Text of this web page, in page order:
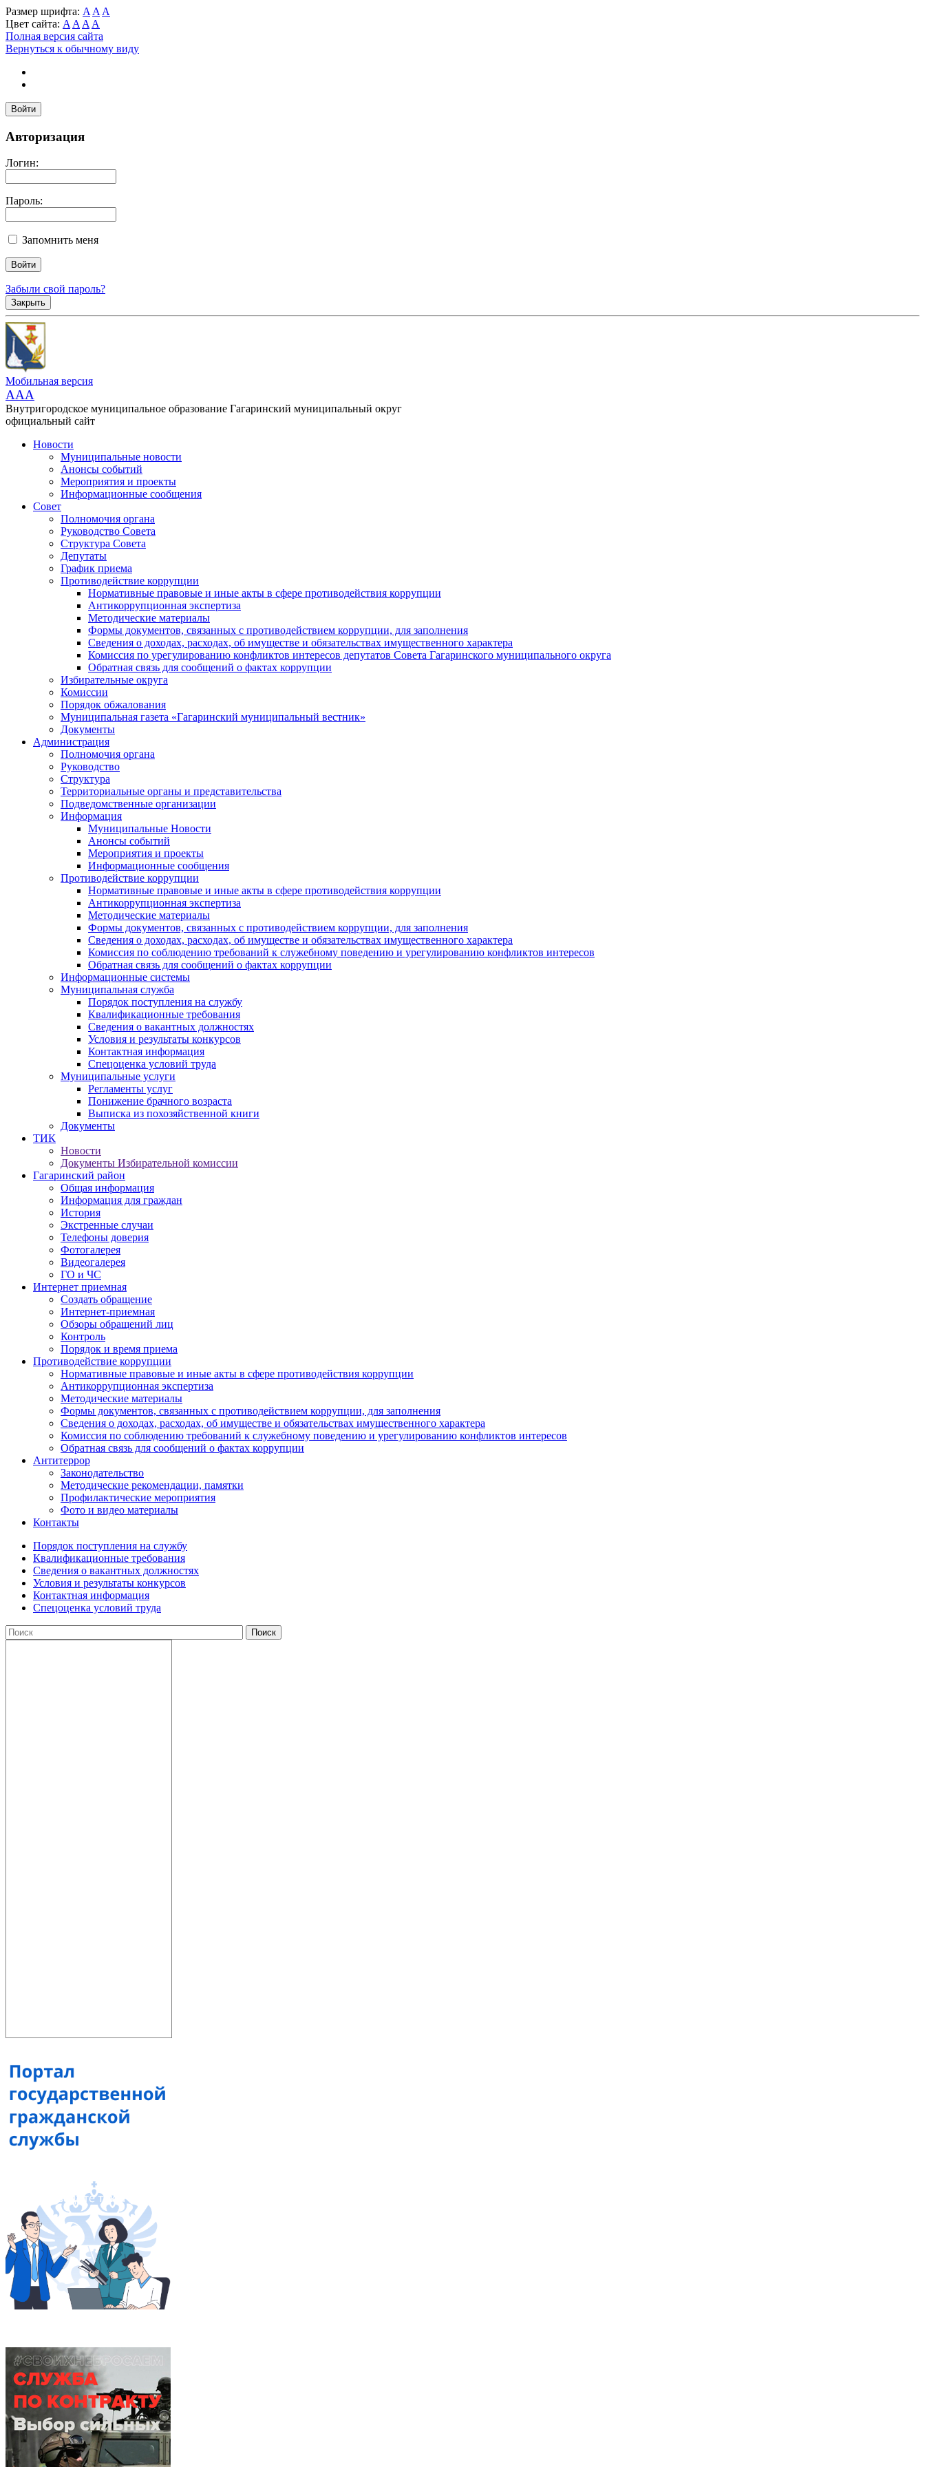
Размер шрифта: A A A
Цвет сайта: A A A A
Полная версия сайта
Вернуться к обычному виду
Войти
Авторизация
Логин:
Пароль:
Запомнить меня
Забыли свой пароль?
Закрыть
Мобильная версия
AAA
Внутригородское муниципальное образование Гагаринский муниципальный округ
официальный сайт
Новости
Муниципальные новости
Анонсы событий
Мероприятия и проекты
Информационные сообщения
Совет
Полномочия органа
Руководство Совета
Структура Совета
Депутаты
График приема
Противодействие коррупции
Нормативные правовые и иные акты в сфере противодействия коррупции
Антикоррупционная экспертиза
Методические материалы
Формы документов, связанных с противодействием коррупции, для заполнения
Сведения о доходах, расходах, об имуществе и обязательствах имущественного характера
Комиссия по урегулированию конфликтов интересов депутатов Совета Гагаринского муниципального округа
Обратная связь для сообщений о фактах коррупции
Избирательные округа
Комиссии
Порядок обжалования
Муниципальная газета «Гагаринский муниципальный вестник»
Документы
Администрация
Полномочия органа
Руководство
Структура
Территориальные органы и представительства
Подведомственные организации
Информация
Муниципальные Новости
Анонсы событий
Мероприятия и проекты
Информационные сообщения
Противодействие коррупции
Нормативные правовые и иные акты в сфере противодействия коррупции
Антикоррупционная экспертиза
Методические материалы
Формы документов, связанных с противодействием коррупции, для заполнения
Сведения о доходах, расходах, об имуществе и обязательствах имущественного характера
Комиссия по соблюдению требований к служебному поведению и урегулированию конфликтов интересов
Обратная связь для сообщений о фактах коррупции
Информационные системы
Муниципальная служба
Порядок поступления на службу
Квалификационные требования
Сведения о вакантных должностях
Условия и результаты конкурсов
Контактная информация
Спецоценка условий труда
Муниципальные услуги
Регламенты услуг
Понижение брачного возраста
Выписка из похозяйственной книги
Документы
ТИК
Новости
Документы Избирательной комиссии
Гагаринский район
Общая информация
Информация для граждан
История
Экстренные случаи
Телефоны доверия
Фотогалерея
Видеогалерея
ГО и ЧС
Интернет приемная
Создать обращение
Интернет-приемная
Обзоры обращений лиц
Контроль
Порядок и время приема
Противодействие коррупции
Нормативные правовые и иные акты в сфере противодействия коррупции
Антикоррупционная экспертиза
Методические материалы
Формы документов, связанных с противодействием коррупции, для заполнения
Сведения о доходах, расходах, об имуществе и обязательствах имущественного характера
Комиссия по соблюдению требований к служебному поведению и урегулированию конфликтов интересов
Обратная связь для сообщений о фактах коррупции
Антитеррор
Законодательство
Методические рекомендации, памятки
Профилактические мероприятия
Фото и видео материалы
Контакты
Порядок поступления на службу
Квалификационные требования
Сведения о вакантных должностях
Условия и результаты конкурсов
Контактная информация
Спецоценка условий труда